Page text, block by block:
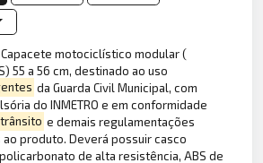
motociclístico modular (
55 a 56 cm, destinado ao uso
da Guarda Civil Municipal, com
do INMETRO e em conformidade
trânsito e demais regulamentações
produto. Deverá possuir casco
de alta resistência, ABS de